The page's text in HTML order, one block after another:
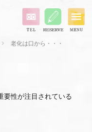
老化は口から・・・
要性が注目されている